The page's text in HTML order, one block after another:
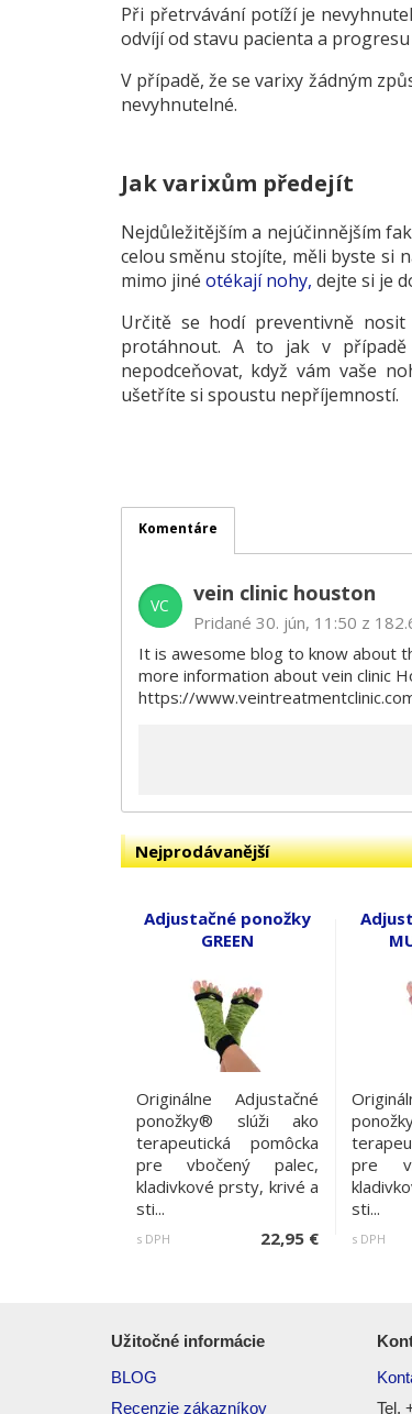
Při přetrvávání potíží je
odvíjí od stavu pacienta a
V případě, že se varixy žádným
nevyhnutelné.
Jak varixům předejít
Nejdůležitějším a nejúčinnějším
celou směnu stojíte, měli byste si
mimo jiné otékají nohy, dejte si je
Určitě se hodí preventivně
protáhnout. A to jak v případě
nepodceňovat, když vám vaše
ušetříte si spoustu nepříjemností.
Komentáre
VC vein clinic houston
Pridané 30. jún, 11:50 z
It is awesome blog to know about the how the varicose veins grows and what is the treatment for remove them easily. You can get the
more information about vein clinic
https://
Nejprodávanější
Adjustačné ponožky
GREEN
Originálne Adjustačné
ponožky® slúži ako
terapeutická pomôcka
pre vbočený palec,
kladivkové prsty, krivé a
sti...
s DPH 22,95 €
pre
sti...
s DPH
Užitočné informácie
BLOG
Recenzie zákazníkov
Tel.